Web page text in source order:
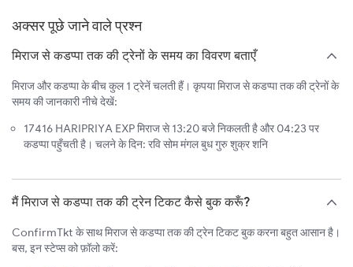
अक्सर पूछे जाने वाले प्रश्न
मिराज से कडप्पा तक की ट्रेनों के समय का विवरण बताएँ
मिराज और कडप्पा के बीच कुल 1 ट्रेनें चलती हैं। कृपया मिराज से कडप्पा तक की ट्रेनों के
समय की जानकारी नीचे देखें:
17416 HARIPRIYA EXP मिराज से 13:20 बजे निकलती है और 04:23 पर
कडप्पा पहुँचती है। चलने के दिन: रवि सोम मंगल बुध गुरु शुक्र शनि
मैं मिराज से कडप्पा तक की ट्रेन टिकट कैसे बुक करूँ?
ConfirmTkt के साथ मिराज से कडप्पा तक की ट्रेन टिकट बुक करना बहुत आसान है।
बस, इन स्टेप्स को फ़ॉलो करें: